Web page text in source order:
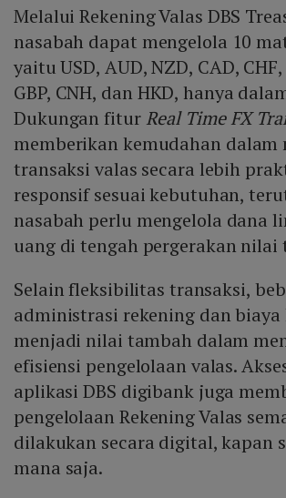
Melalui Rekening Valas DBS
nasabah dapat mengelola 10
yaitu USD, AUD, NZD, CAD, CHF,
GBP, CNH, dan HKD, hanya
Dukungan fitur Real Time FX
memberikan kemudahan dalam
transaksi valas secara lebih
responsif sesuai kebutuhan,
nasabah perlu mengelola dana
uang di tengah pergerakan nilai
Selain fleksibilitas transaksi,
administrasi rekening dan biaya
menjadi nilai tambah dalam
efisiensi pengelolaan valas.
aplikasi DBS digibank juga
pengelolaan Rekening Valas
dilakukan secara digital, kapan
mana saja.